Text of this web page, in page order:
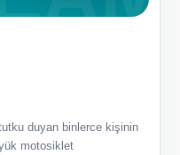
duyan binlerce kişinin
motosiklet